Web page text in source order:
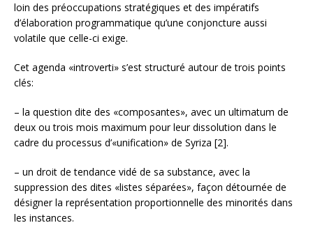
loin des préoccupations stratégiques et des impératifs
d’élaboration programmatique qu’une conjoncture aussi
volatile que celle-ci exige.
Cet agenda «introverti» s’est structuré autour de trois points
clés:
– la question dite des «composantes», avec un ultimatum de
deux ou trois mois maximum pour leur dissolution dans le
cadre du processus d’«unification» de Syriza [2].
– un droit de tendance vidé de sa substance, avec la
suppression des dites «listes séparées», façon détournée de
désigner la représentation proportionnelle des minorités dans
les instances.